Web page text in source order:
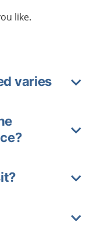
like.
varies